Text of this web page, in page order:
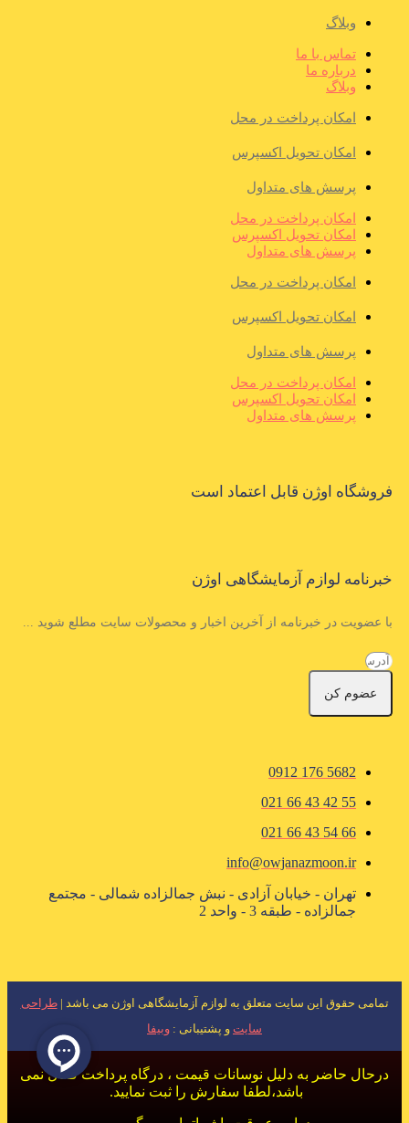
وبلاگ
تماس با ما
درباره ما
وبلاگ
امکان پرداخت در محل
امکان تحویل اکسپرس
پرسش های متداول
امکان پرداخت در محل
امکان تحویل اکسپرس
پرسش های متداول
امکان پرداخت در محل
امکان تحویل اکسپرس
پرسش های متداول
امکان پرداخت در محل
امکان تحویل اکسپرس
پرسش های متداول
فروشگاه اوژن قابل اعتماد است
خبرنامه لوازم آزمایشگاهی اوژن
با عضویت در خبرنامه از آخرین اخبار و محصولات سایت مطلع شوید ...
عضوم کن
5682 176 0912
55 42 43 66 021
66 54 43 66 021
info@owjanazmoon.ir
تهران - خیابان آزادی - نبش جمالزاده شمالی - مجتمع
جمالزاده - طبقه 3 - واحد 2
تمامی حقوق این سایت متعلق به لوازم آزمایشگاهی اوژن می باشد |طراحی
سایت و پشتیبانی : وبیفا
درحال حاضر به دلیل نوسانات قیمت ، درگاه پرداخت فعال نمی
باشد،لطفا سفارش را ثبت نمایید.